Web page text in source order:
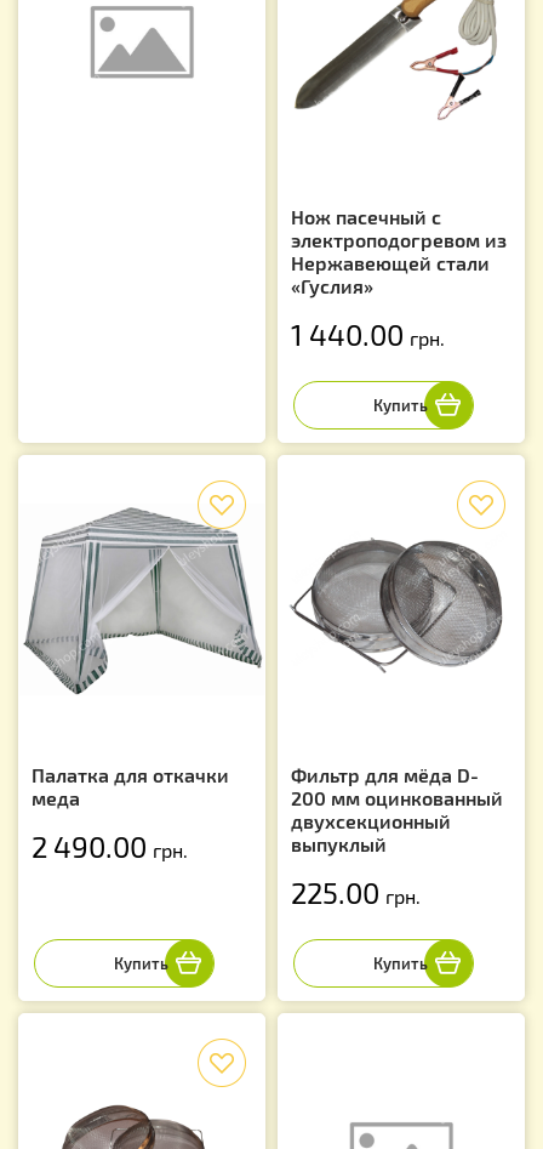
Нож пасечный с
электроподогревом из
Нержавеющей стали
«Гуслия»
1 440.00 грн.
Палатка для откачки
меда
2 490.00 грн.
Фильтр для мёда D-
200 мм оцинкованный
двухсекционный
выпуклый
225.00 грн.